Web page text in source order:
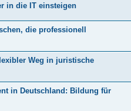
in die IT einsteigen
die professionell
Weg in juristische
in Deutschland: Bildung für